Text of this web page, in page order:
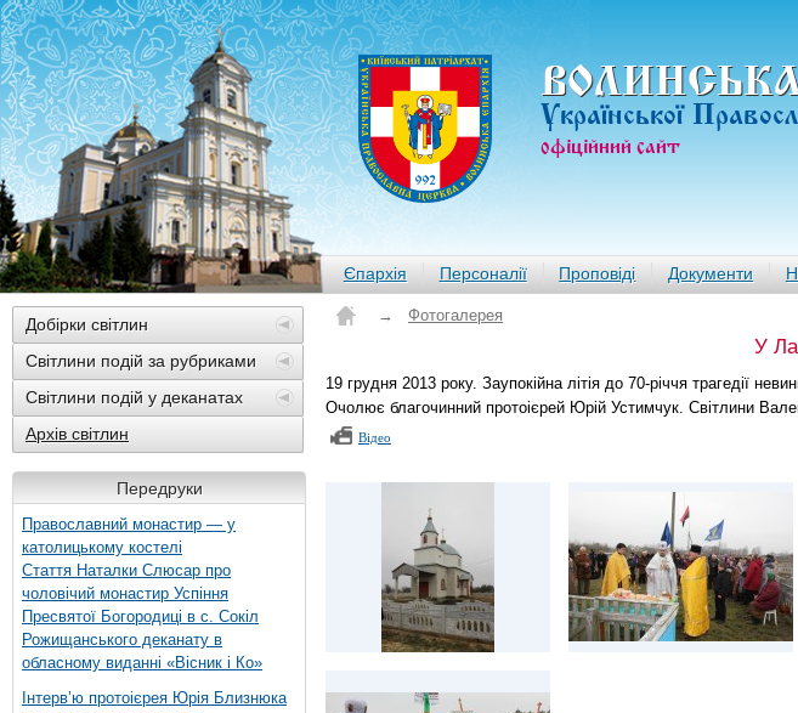
Української
офiцiйний сайт
Єпархія Персоналії Проповіді Документи
Добірки світлин
Світлини подій за рубриками
Світлини подій у деканатах
Архів світлин
Передруки
Православний монастир — у
католицькому костелі
Стаття Наталки Слюсар про
чоловічий монастир Успіння
Пресвятої Богородиці в с. Сокіл
Рожищанського деканату в
обласному виданні «Вісник і Ко»
Інтерв’ю протоієрея Юрія Близнюка
→ Фотогалерея
У
19 грудня 2013 року. Заупокійна літія до 70-річчя трагедії
Очолює благочинний протоієрей Юрій Устимчук. Світлини
Відео